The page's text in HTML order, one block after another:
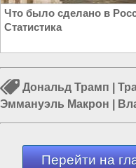
Что было сделано в
Статистика
Дональд Трамп
Эммануэль Макрон
США|Россия и Запад
Перейти на